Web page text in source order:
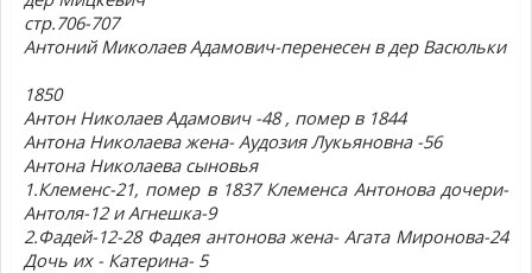
стр.706-707
Антоний Миколаев Адамович-перенесен в дер Васюльки
1850
Антон Николаев Адамович -48 , помер в 1844
Антона Николаева жена- Аудозия Лукьяновна -56
Антона Николаева сыновья
1.Клеменс-21, помер в 1837 Клеменса Антонова дочери-
Антоля-12 и Агнешка-9
2.Фадей-12-28 Фадея антонова жена- Агата Миронова-24
Дочь их - Катерина- 5